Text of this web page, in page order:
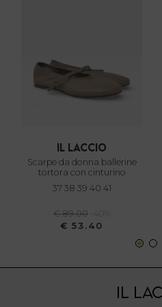
Utilizziamo i cookie per
annunci, per fornire
pubblicità e social media, i
con altre informazioni che ha
raccolto dal suo utilizzo dei
il laccio
scarpe da donna ballerine
tortora con cinturino
37 38 39 40 41
€ 89.00
-40%
€ 53.40
IL